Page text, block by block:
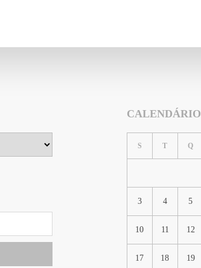
CALENDÁRIO
S T Q
3 4 5
10 11 12
17 18 19